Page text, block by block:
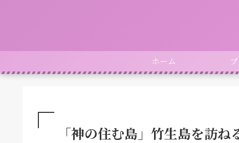
ホーム
「神の住む島」竹生島を訪ね